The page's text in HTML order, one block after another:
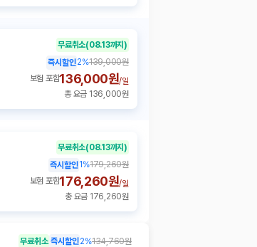
무료취소(08.13까지)
즉시할인2%139,000원
보험 포함136,000원/일
총 요금 136,000원
무료취소(08.13까지)
즉시할인1%179,260원
보험 포함176,260원/일
총 요금 176,260원
무료취소 즉시할인2%134,760원